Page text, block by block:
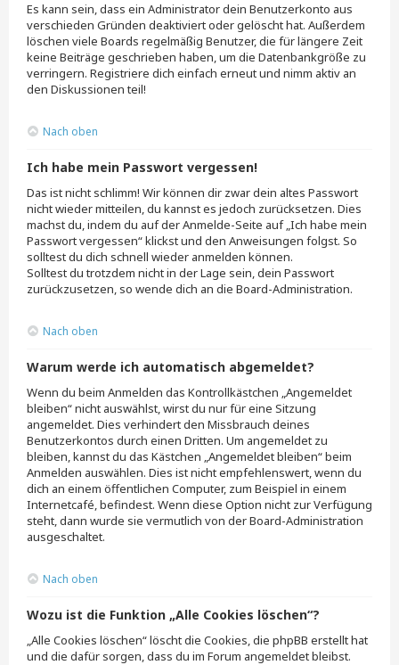
Es kann sein, dass ein Administrator dein Benutzerkonto aus
verschieden Gründen deaktiviert oder gelöscht hat. Außerdem
löschen viele Boards regelmäßig Benutzer, die für längere Zeit
keine Beiträge geschrieben haben, um die Datenbankgröße zu
verringern. Registriere dich einfach erneut und nimm aktiv an
den Diskussionen teil!
Nach oben
Ich habe mein Passwort vergessen!
Das ist nicht schlimm! Wir können dir zwar dein altes Passwort
nicht wieder mitteilen, du kannst es jedoch zurücksetzen. Dies
machst du, indem du auf der Anmelde-Seite auf „Ich habe mein
Passwort vergessen“ klickst und den Anweisungen folgst. So
solltest du dich schnell wieder anmelden können.
Solltest du trotzdem nicht in der Lage sein, dein Passwort
zurückzusetzen, so wende dich an die Board-Administration.
Nach oben
Warum werde ich automatisch abgemeldet?
Wenn du beim Anmelden das Kontrollkästchen „Angemeldet
bleiben“ nicht auswählst, wirst du nur für eine Sitzung
angemeldet. Dies verhindert den Missbrauch deines
Benutzerkontos durch einen Dritten. Um angemeldet zu
bleiben, kannst du das Kästchen „Angemeldet bleiben“ beim
Anmelden auswählen. Dies ist nicht empfehlenswert, wenn du
dich an einem öffentlichen Computer, zum Beispiel in einem
Internetcafé, befindest. Wenn diese Option nicht zur Verfügung
steht, dann wurde sie vermutlich von der Board-Administration
ausgeschaltet.
Nach oben
Wozu ist die Funktion „Alle Cookies löschen“?
„Alle Cookies löschen“ löscht die Cookies, die phpBB erstellt hat
und die dafür sorgen, dass du im Forum angemeldet bleibst.